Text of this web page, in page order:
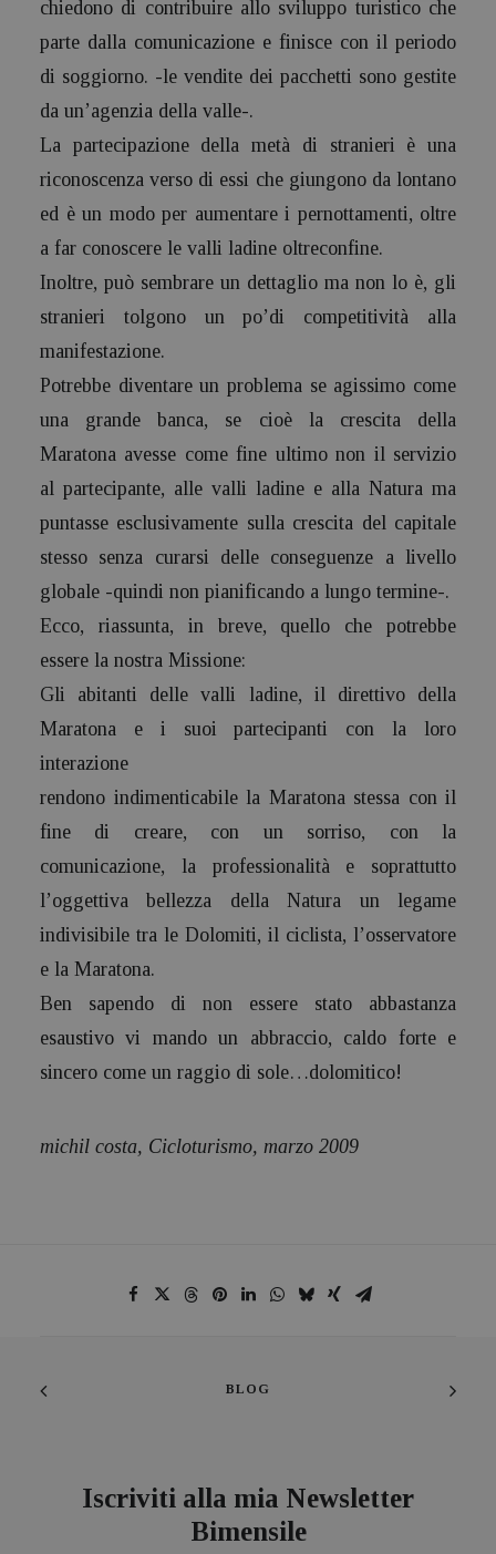
chiedono di contribuire allo sviluppo turistico che
parte dalla comunicazione e finisce con il periodo
di soggiorno. -le vendite dei pacchetti sono gestite
da un’agenzia della valle-.
La partecipazione della metà di stranieri è una
riconoscenza verso di essi che giungono da lontano
ed è un modo per aumentare i pernottamenti, oltre
a far conoscere le valli ladine oltreconfine.
Inoltre, può sembrare un dettaglio ma non lo è, gli
stranieri tolgono un po’di competitività alla
manifestazione.
Potrebbe diventare un problema se agissimo come
una grande banca, se cioè la crescita della
Maratona avesse come fine ultimo non il servizio
al partecipante, alle valli ladine e alla Natura ma
puntasse esclusivamente sulla crescita del capitale
stesso senza curarsi delle conseguenze a livello
globale -quindi non pianificando a lungo termine-.
Ecco, riassunta, in breve, quello che potrebbe
essere la nostra Missione:
Gli abitanti delle valli ladine, il direttivo della
Maratona e i suoi partecipanti con la loro
interazione
rendono indimenticabile la Maratona stessa con il
fine di creare, con un sorriso, con la
comunicazione, la professionalità e soprattutto
l’oggettiva bellezza della Natura un legame
indivisibile tra le Dolomiti, il ciclista, l’osservatore
e la Maratona.
Ben sapendo di non essere stato abbastanza
esaustivo vi mando un abbraccio, caldo forte e
sincero come un raggio di sole…dolomitico!
michil costa, Cicloturismo, marzo 2009
BLOG
Iscriviti alla mia Newsletter
Bimensile